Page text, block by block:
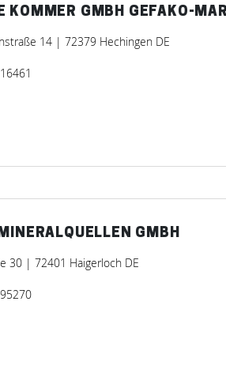
KOMMER GMBH GEFAKO-
14 | 72379 Hechingen DE
GMBH
30 | 72401 Haigerloch DE